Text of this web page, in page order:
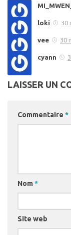
loki 30
vee 30
cyann
LAISSER UN
Commentaire *
Nom *
Site web